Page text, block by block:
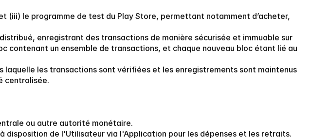
(iii) le programme de test du Play Store, permettant notamment d’acheter,
enregistrant des transactions de manière sécurisée et immuable sur
contenant un ensemble de transactions, et chaque nouveau bloc étant lié au
laquelle les transactions sont vérifiées et les enregistrements sont maintenus
centralisée.
ou autre autorité monétaire.
disposition de l'Utilisateur via l'Application pour les dépenses et les retraits.